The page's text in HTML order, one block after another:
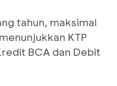
tahun, maksimal
KTP
BCA dan Debit